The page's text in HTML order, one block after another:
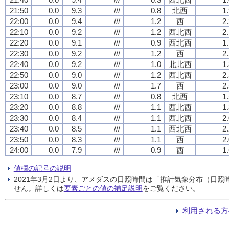
21:50
0.0 9.3 /// 0.8 北西
22:00
0.0 9.4 /// 1.2 西
22:10
0.0 9.2 /// 1.2 西北西
22:20
0.0 9.1 /// 0.9 西北西
22:30
0.0 9.2 /// 1.2 西
22:40
0.0 9.2 /// 1.0 北北西
22:50
0.0 9.0 /// 1.2 西北西
23:00
0.0 9.0 /// 1.7 西
23:10
0.0 8.7 /// 0.8 北西
23:20
0.0 8.8 /// 1.1 西北西
23:30
0.0 8.4 /// 1.1 西北西
23:40
0.0 8.5 /// 1.1 西北西
23:50
0.0 8.3 /// 1.1 西
24:00
0.0 7.9 /// 0.9 西
値欄の記号の説明
2021年3月2日より、アメダスの日照時間は「推計気象分布（日
せん。詳しくは要素ごとの値の補足説明をご覧ください。
利用される